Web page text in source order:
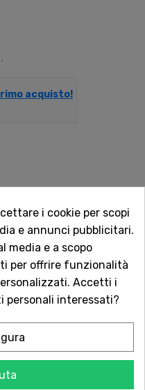
acquisto!
torna disponibile?
i cookie per scopi
e annunci pubblicitari.
media e a scopo
per offrire funzionalità
Accetti i
personali interessati?